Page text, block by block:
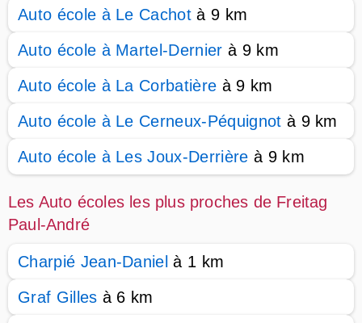
Auto école à Le Cachot à 9 km
Auto école à Martel-Dernier à 9 km
Auto école à La Corbatière à 9 km
Auto école à Le Cerneux-Péquignot à 9 km
Auto école à Les Joux-Derrière à 9 km
Les Auto écoles les plus proches de Freitag
Paul-André
Charpié Jean-Daniel à 1 km
Graf Gilles à 6 km